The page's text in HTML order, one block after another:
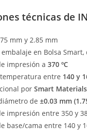
técnicas de
mm y 2.85 mm
en Bolsa
impresión a 370 ºC
entre 140 y
por Smart Materials
de ±0.03 mm
impresión entre 350 y
base/cama entre 140 y